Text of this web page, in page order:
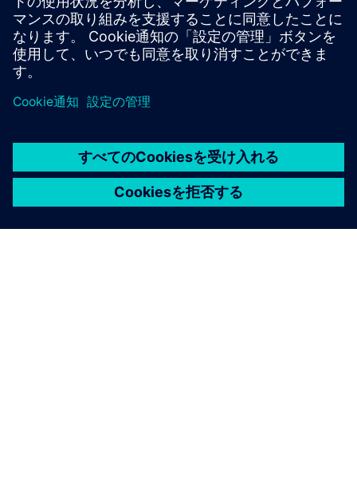
必要条件